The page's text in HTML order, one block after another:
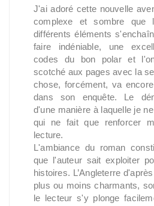
J'ai adoré cette nouvelle
complexe et sombre que
différents éléments
faire indéniable, une
codes du bon polar et
scotché aux pages avec la
chose, forcément, va
dans son enquête. Le
d'une manière à laquelle je
qui ne fait que renforcer
lecture.
L'ambiance du roman
que l'auteur sait exploiter
histoires. L’Angleterre
plus ou moins charmants,
le lecteur s'y plonge